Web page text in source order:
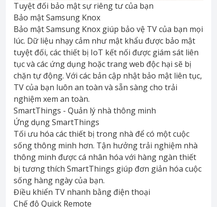
Tuyệt đối bảo mật sự riêng tư của bạn
Bảo mật Samsung Knox
Bảo mật Samsung Knox giúp bảo vệ TV của bạn mọi
lúc. Dữ liệu nhạy cảm như mật khẩu được bảo mật
tuyệt đối, các thiết bị IoT kết nối được giám sát liên
tục và các ứng dụng hoặc trang web độc hại sẽ bị
chặn tự động. Với các bản cập nhật bảo mật liên tục,
TV của bạn luôn an toàn và sẵn sàng cho trải
nghiệm xem an toàn.
SmartThings - Quản lý nhà thông minh
Ứng dụng SmartThings
Tối ưu hóa các thiết bị trong nhà để có một cuộc
sống thông minh hơn. Tận hưởng trải nghiệm nhà
thông minh được cá nhân hóa với hàng ngàn thiết
bị tương thích SmartThings giúp đơn giản hóa cuộc
sống hàng ngày của bạn.
Điều khiển TV nhanh bằng điện thoại
Chế độ Quick Remote